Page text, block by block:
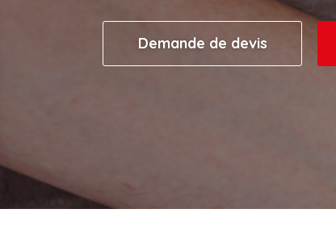
Demande de devis